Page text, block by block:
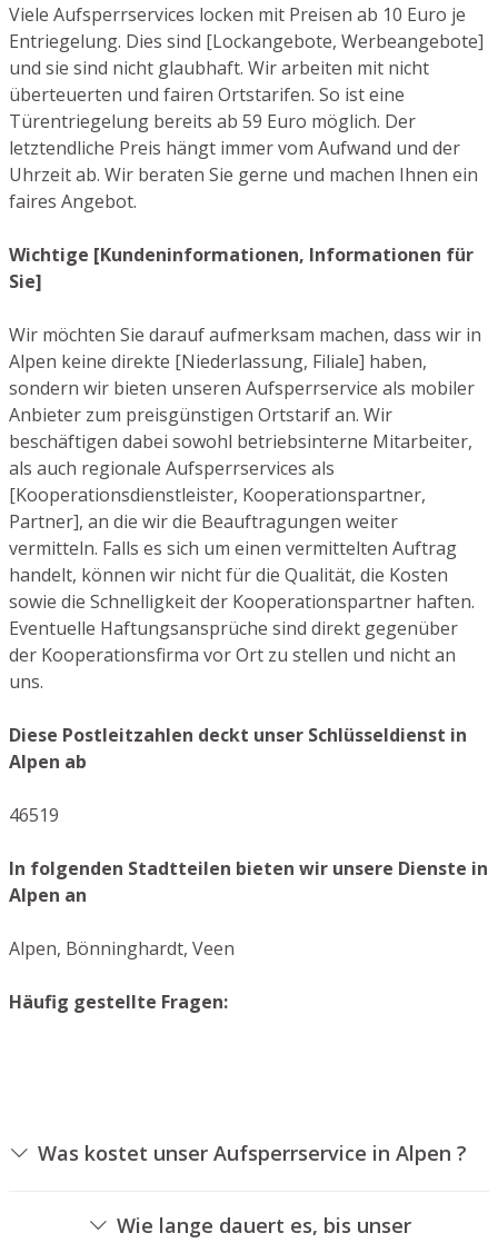
Viele Aufsperrservices locken mit Preisen ab 10 Euro je
Entriegelung. Dies sind [Lockangebote, Werbeangebote]
und sie sind nicht glaubhaft. Wir arbeiten mit nicht
überteuerten und fairen Ortstarifen. So ist eine
Türentriegelung bereits ab 59 Euro möglich. Der
letztendliche Preis hängt immer vom Aufwand und der
Uhrzeit ab. Wir beraten Sie gerne und machen Ihnen ein
faires Angebot.
Wichtige [Kundeninformationen, Informationen für
Sie]
Wir möchten Sie darauf aufmerksam machen, dass wir in
Alpen keine direkte [Niederlassung, Filiale] haben,
sondern wir bieten unseren Aufsperrservice als mobiler
Anbieter zum preisgünstigen Ortstarif an. Wir
beschäftigen dabei sowohl betriebsinterne Mitarbeiter,
als auch regionale Aufsperrservices als
[Kooperationsdienstleister, Kooperationspartner,
Partner], an die wir die Beauftragungen weiter
vermitteln. Falls es sich um einen vermittelten Auftrag
handelt, können wir nicht für die Qualität, die Kosten
sowie die Schnelligkeit der Kooperationspartner haften.
Eventuelle Haftungsansprüche sind direkt gegenüber
der Kooperationsfirma vor Ort zu stellen und nicht an
uns.
Diese Postleitzahlen deckt unser Schlüsseldienst in
Alpen ab
46519
In folgenden Stadtteilen bieten wir unsere Dienste in
Alpen an
Alpen, Bönninghardt, Veen
Häufig gestellte Fragen:
Was kostet unser Aufsperrservice in Alpen ?
hängen von unterschiedlichen Optionen ab, wie
Wie lange dauert es, bis unser